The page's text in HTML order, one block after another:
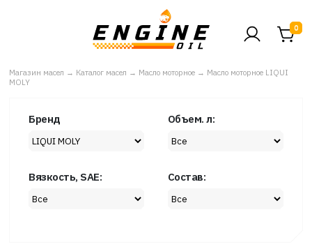
0
Магазин масел → Каталог масел → Масло моторное → Масло моторное LIQUI
MOLY
Бренд Объем. л:
Вязкость, SAE: Состав: